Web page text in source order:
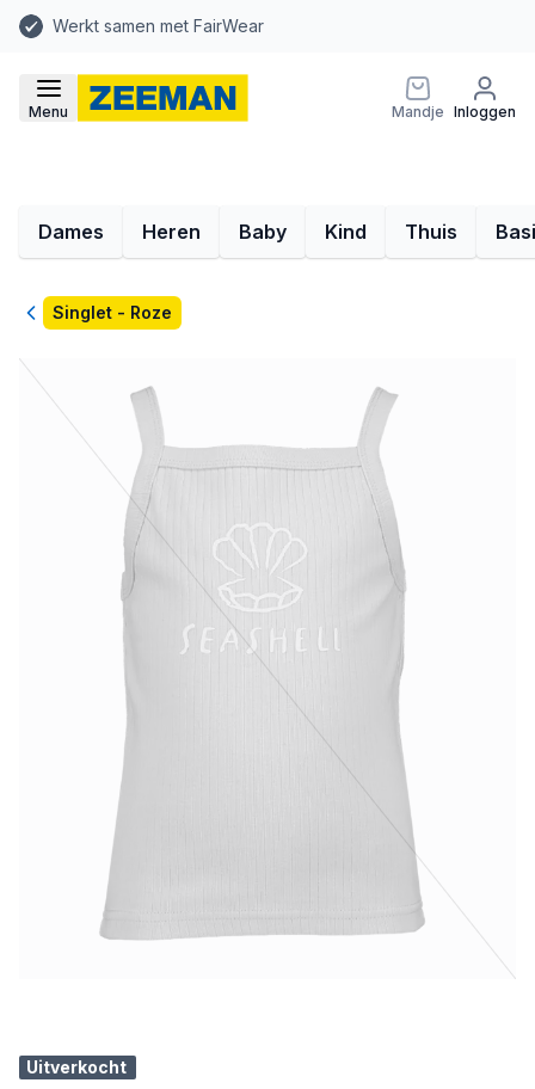
Werkt samen met FairWear
Menu Mandje Inloggen
Dames Heren Baby Kind Thuis
TerugSinglet - Roze
Uitverkocht